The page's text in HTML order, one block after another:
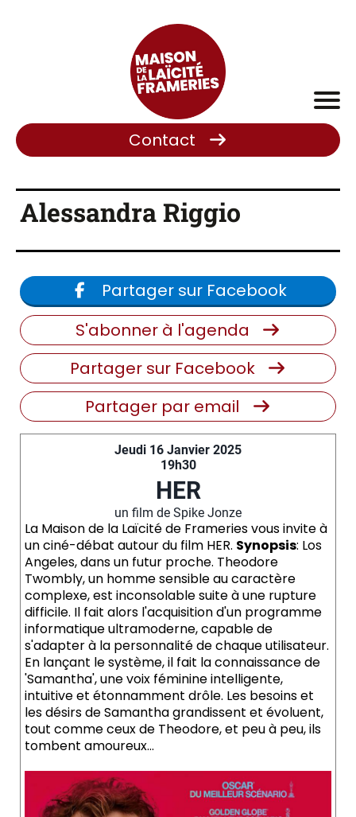
Contact
Alessandra Riggio
Partager sur Facebook
S'abonner à l'agenda
Partager sur Facebook
Partager par email
Jeudi 16 Janvier 2025
19h30
HER
un film de Spike Jonze
La Maison de la Laïcité de Frameries vous invite à
un ciné-débat autour du film HER. Synopsis: Los
Angeles, dans un futur proche. Theodore
Twombly, un homme sensible au caractère
complexe, est inconsolable suite à une rupture
difficile. Il fait alors l'acquisition d'un programme
informatique ultramoderne, capable de
s'adapter à la personnalité de chaque utilisateur.
En lançant le système, il fait la connaissance de
'Samantha', une voix féminine intelligente,
intuitive et étonnamment drôle. Les besoins et
les désirs de Samantha grandissent et évoluent,
tout comme ceux de Theodore, et peu à peu, ils
tombent amoureux…